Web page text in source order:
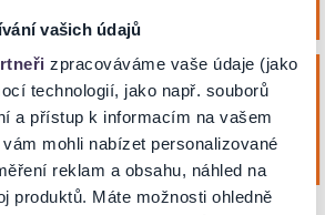
vašich údajů
zpracováváme vaše údaje (jako
technologií, jako např. souborů
a přístup k informacím na vašem
mohli nabízet personalizované
reklam a obsahu, náhled na
produktů. Máte možnosti ohledně
Myrona Koupit